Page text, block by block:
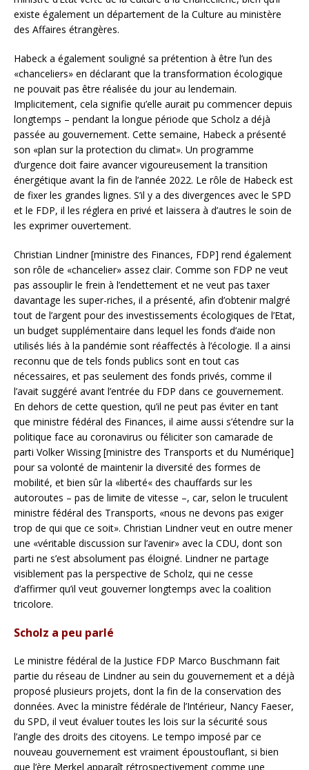
existe également un département de la Culture au ministère
des Affaires étrangères.
Habeck a également souligné sa prétention à être l’un des
«chanceliers» en déclarant que la transformation écologique
ne pouvait pas être réalisée du jour au lendemain.
Implicitement, cela signifie qu’elle aurait pu commencer depuis
longtemps – pendant la longue période que Scholz a déjà
passée au gouvernement. Cette semaine, Habeck a présenté
son «plan sur la protection du climat». Un programme
d’urgence doit faire avancer vigoureusement la transition
énergétique avant la fin de l’année 2022. Le rôle de Habeck est
de fixer les grandes lignes. S’il y a des divergences avec le SPD
et le FDP, il les réglera en privé et laissera à d’autres le soin de
les exprimer ouvertement.
Christian Lindner [ministre des Finances, FDP] rend également
son rôle de «chancelier» assez clair. Comme son FDP ne veut
pas assouplir le frein à l’endettement et ne veut pas taxer
davantage les super-riches, il a présenté, afin d’obtenir malgré
tout de l’argent pour des investissements écologiques de l’Etat,
un budget supplémentaire dans lequel les fonds d’aide non
utilisés liés à la pandémie sont réaffectés à l’écologie. Il a ainsi
reconnu que de tels fonds publics sont en tout cas
nécessaires, et pas seulement des fonds privés, comme il
l’avait suggéré avant l’entrée du FDP dans ce gouvernement.
En dehors de cette question, qu’il ne peut pas éviter en tant
que ministre fédéral des Finances, il aime aussi s’étendre sur la
politique face au coronavirus ou féliciter son camarade de
parti Volker Wissing [ministre des Transports et du Numérique]
pour sa volonté de maintenir la diversité des formes de
mobilité, et bien sûr la «liberté« des chauffards sur les
autoroutes – pas de limite de vitesse –, car, selon le truculent
ministre fédéral des Transports, «nous ne devons pas exiger
trop de qui que ce soit». Christian Lindner veut en outre mener
une «véritable discussion sur l’avenir» avec la CDU, dont son
parti ne s’est absolument pas éloigné. Lindner ne partage
visiblement pas la perspective de Scholz, qui ne cesse
d’affirmer qu’il veut gouverner longtemps avec la coalition
tricolore.
Scholz a peu parlé
Le ministre fédéral de la Justice FDP Marco Buschmann fait
partie du réseau de Lindner au sein du gouvernement et a déjà
proposé plusieurs projets, dont la fin de la conservation des
données. Avec la ministre fédérale de l’Intérieur, Nancy Faeser,
du SPD, il veut évaluer toutes les lois sur la sécurité sous
l’angle des droits des citoyens. Le tempo imposé par ce
nouveau gouvernement est vraiment époustouflant, si bien
que l’ère Merkel apparaît rétrospectivement comme une